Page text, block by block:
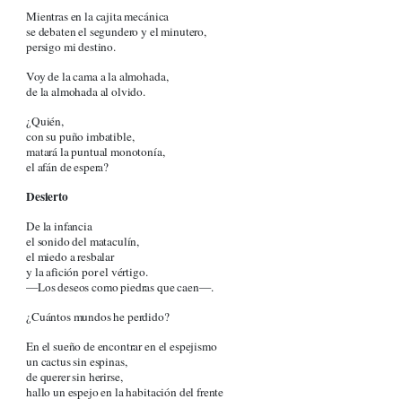
Mientras en la cajita mecánica
se debaten el segundero y el minutero,
persigo mi destino.
Voy de la cama a la almohada,
de la almohada al olvido.
¿Quién,
con su puño imbatible,
matará la puntual monotonía,
el afán de espera?
Desierto
De la infancia
el sonido del mataculín,
el miedo a resbalar
y la afición por el vértigo.
—Los deseos como piedras que caen—.
¿Cuántos mundos he perdido?
En el sueño de encontrar en el espejismo
un cactus sin espinas,
de querer sin herirse,
hallo un espejo en la habitación del frente